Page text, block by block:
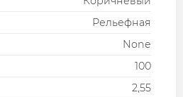
Рельефная
None
100
2,55